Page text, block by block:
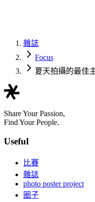
雜誌
Focus
夏天拍攝的最佳
Share Your Passion,
Find Your People.
Useful
比賽
雜誌
photo poster project
圈子